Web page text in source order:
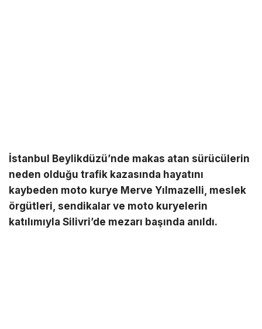
İstanbul Beylikdüzü’nde makas atan sürücülerin
neden olduğu trafik kazasında hayatını
kaybeden moto kurye Merve Yılmazelli, meslek
örgütleri, sendikalar ve moto kuryelerin
katılımıyla Silivri’de mezarı başında anıldı.